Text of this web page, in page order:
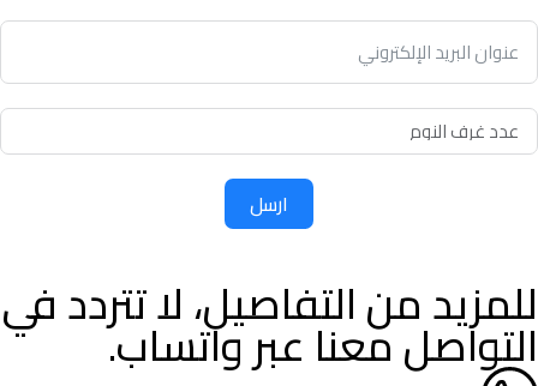
ارسل
للمزيد من التفاصيل، لا تتردد في
التواصل معنا عبر واتساب.